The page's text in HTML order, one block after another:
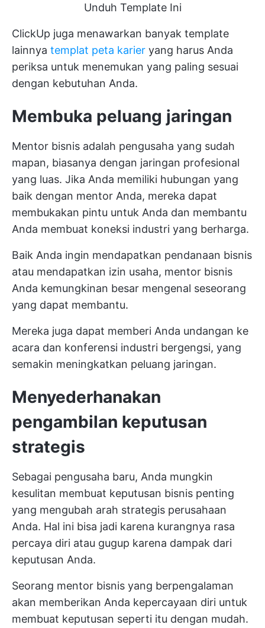
Unduh Template Ini
ClickUp juga menawarkan banyak template
lainnya templat peta karier yang harus Anda
periksa untuk menemukan yang paling sesuai
dengan kebutuhan Anda.
Membuka peluang jaringan
Mentor bisnis adalah pengusaha yang sudah
mapan, biasanya dengan jaringan profesional
yang luas. Jika Anda memiliki hubungan yang
baik dengan mentor Anda, mereka dapat
membukakan pintu untuk Anda dan membantu
Anda membuat koneksi industri yang berharga.
Baik Anda ingin mendapatkan pendanaan bisnis
atau mendapatkan izin usaha, mentor bisnis
Anda kemungkinan besar mengenal seseorang
yang dapat membantu.
Mereka juga dapat memberi Anda undangan ke
acara dan konferensi industri bergengsi, yang
semakin meningkatkan peluang jaringan.
Menyederhanakan
pengambilan keputusan
strategis
Sebagai pengusaha baru, Anda mungkin
kesulitan membuat keputusan bisnis penting
yang mengubah arah strategis perusahaan
Anda. Hal ini bisa jadi karena kurangnya rasa
percaya diri atau gugup karena dampak dari
keputusan Anda.
Seorang mentor bisnis yang berpengalaman
akan memberikan Anda kepercayaan diri untuk
membuat keputusan seperti itu dengan mudah.